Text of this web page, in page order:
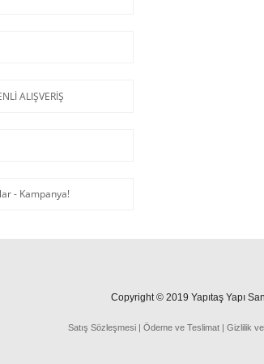
Copyright © 2019 Yapıtaş Yapı
Satış Sözleşmesi| Ödeme ve Teslimat| Gizlilik